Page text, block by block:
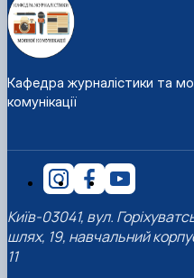
Кафедра журналістики та
комунікації
Київ-03041, вул.
шлях, 19, навчальний
11